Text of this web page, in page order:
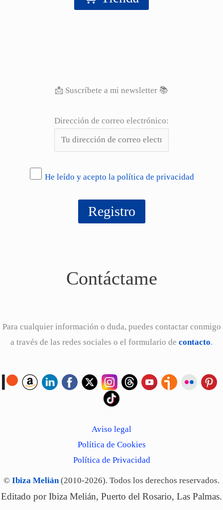
📩 Suscríbete a mi newsletter 📚
Dirección de correo electrónico:
He leído y acepto la política de privacidad
Contáctame
Para cualquier información o duda, puedes contactar conmigo
a través de las redes sociales o el formulario de contacto.
Aviso legal
Política de Cookies
Política de Privacidad
© Ibiza Melián (2010-2026). Todos los derechos reservados.
Editado por Ibiza Melián, Puerto del Rosario, Las Palmas.